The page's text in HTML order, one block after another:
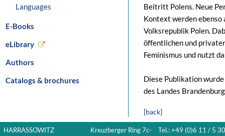
Languages
E-Books
eLibrary
Authors
Catalogs & brochures
Beitritt Polens. Neue
Kontext werden
Volksrepublik Polen.
öffentlichen und
Feminismus und nutzt
Diese Publikation
des Landes
[back]
HARRASSOWITZ
Kreuzberger Ring 7c-
Tel.: +49 (0)6 11 / 5